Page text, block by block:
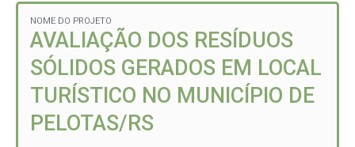
NOME DO PROJETO
AVALIAÇÃO DOS RESÍDUOS
SÓLIDOS GERADOS EM LOCAL
TURÍSTICO NO MUNICÍPIO DE
PELOTAS/RS